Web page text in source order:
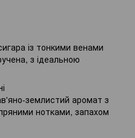
із тонкими венами
з ідеальною
землистий аромат з
нотками, запахом